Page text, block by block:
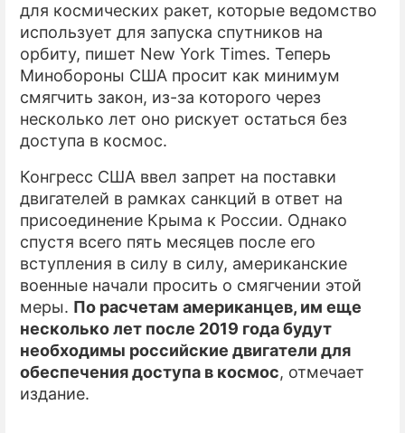
ИГРЫ
ПРЕСС-РЕЛИЗЫ
О ПРОЕКТЕ
для космических ракет, которые ведомство
использует для запуска спутников на
орбиту, пишет New York Times. Теперь
Минобороны США просит как минимум
смягчить закон, из-за которого через
несколько лет оно рискует остаться без
доступа в космос.
Конгресс США ввел запрет на поставки
двигателей в рамках санкций в ответ на
присоединение Крыма к России. Однако
спустя всего пять месяцев после его
вступления в силу в силу, американские
военные начали просить о смягчении этой
меры. По расчетам американцев, им еще
несколько лет после 2019 года будут
необходимы российские двигатели для
обеспечения доступа в космос, отмечает
издание.